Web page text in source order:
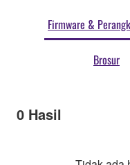
Firmware &
Brosur
0 Hasil